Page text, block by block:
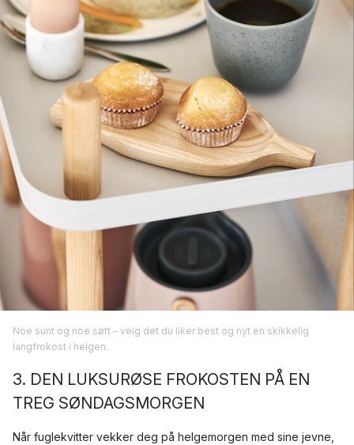
Noe sunt og noe søtt – velg det du liker best og nyt en skikkelig
langfrokost i helgen.
3. DEN LUKSURØSE FROKOSTEN PÅ EN
TREG SØNDAGSMORGEN
Når fuglekvitter vekker deg på helgemorgen med sine jevne,